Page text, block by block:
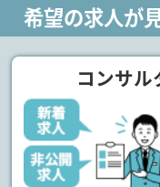
希望の求人が
コンサ